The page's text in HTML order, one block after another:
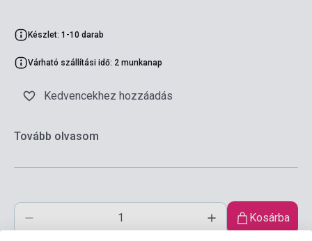
Készlet: 1-10 darab
Várható szállítási idő: 2 munkanap
Kedvencekhez hozzáadás
Tovább olvasom
Kosárba